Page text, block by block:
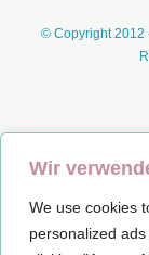
Wir
We use cookies
personalized
© Copyright 2012